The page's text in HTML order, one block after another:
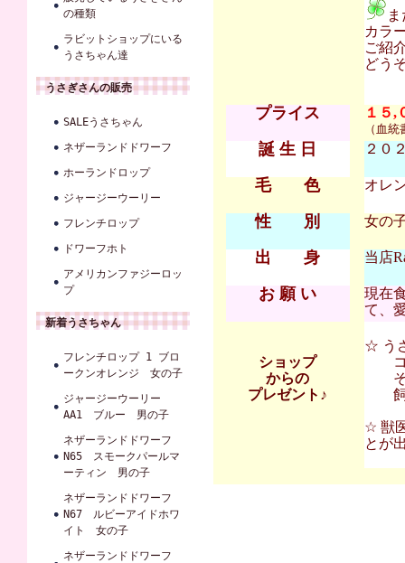
の種類
ラビットショップにいる
うさちゃん達
うさぎさんの販売
SALEうさちゃん
ネザーランドドワーフ
ホーランドロップ
ジャージーウーリー
フレンチロップ
ドワーフホト
アメリカンファジーロッ
プ
新着うさちゃん
フレンチロップ 1 ブロ
ークンオレンジ 女の子
ジャージーウーリー
AA1 ブルー 男の子
ネザーランドドワーフ
N65 スモークパールマ
ーティン 男の子
ネザーランドドワーフ
N67 ルビーアイドホワ
イト 女の子
ネザーランドドワーフ
カラ
ご紹
どう
プライス １５,
（血
誕 生 日 ２０
毛 色 オレ
性 別 女の
出 身 当店
お 願 い
現在
て、
ショップ
からの
プレゼント♪
☆ う
コ
そ
飼
☆ 獣
とが